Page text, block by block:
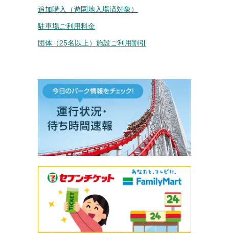
追加購入（遊園地入場済対象）
駐車場ご利用料金
団体（25名以上）施設ご利用割引